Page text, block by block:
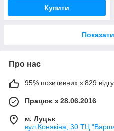
Купити
Про нас
95% позитивних з 829
Працює з 28.06.2016
м. Луцьк
вул.Конякіна, 30 ТЦ